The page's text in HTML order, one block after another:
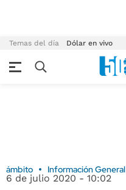
Temas del día Dólar en vivo
ámbito Información General
6 de julio 2020 - 10:02